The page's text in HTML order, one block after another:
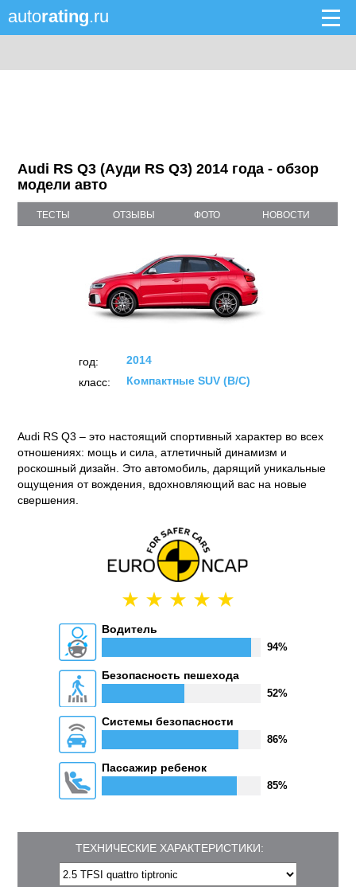
autorating.ru
Audi RS Q3 (Ауди RS Q3) 2014 года - обзор
модели авто
ТЕСТЫ ОТЗЫВЫ ФОТО НОВОСТИ
год:
2014
класс:
Компактные SUV (B/C)
Audi RS Q3 – это настоящий спортивный характер во всех
отношениях: мощь и сила, атлетичный динамизм и
роскошный дизайн. Это автомобиль, дарящий уникальные
ощущения от вождения, вдохновляющий вас на новые
свершения.
Водитель
94%
Безопасность пешехода
52%
Системы безопасности
86%
Пассажир ребенок
85%
ТЕХНИЧЕСКИЕ ХАРАКТЕРИСТИКИ: